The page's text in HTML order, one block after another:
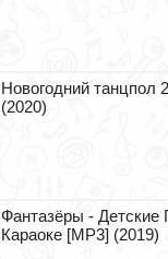
Новогодний танцпол
(2020)
Фантазёры - Детские
Караоке [MP3] (2019)